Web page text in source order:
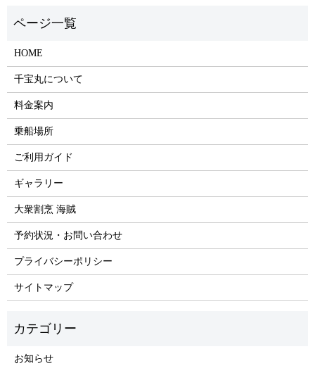
HOME
千宝丸について
料金案内
乗船場所
ご利用ガイド
ギャラリー
大衆割烹 海賊
予約状況・お問い合わせ
プライバシーポリシー
サイトマップ
お知らせ